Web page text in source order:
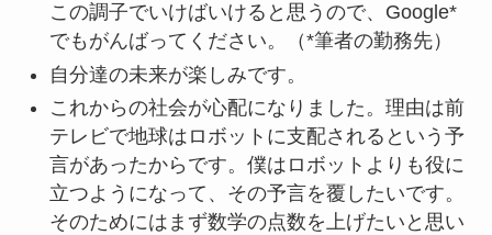
この調子でいけばいけると思うので、Google*
でもがんばってください。（*筆者の勤務先）
自分達の未来が楽しみです。
これからの社会が心配になりました。理由は前
テレビで地球はロボットに支配されるという予
言があったからです。僕はロボットよりも役に
立つようになって、その予言を覆したいです。
そのためにはまず数学の点数を上げたいと思い